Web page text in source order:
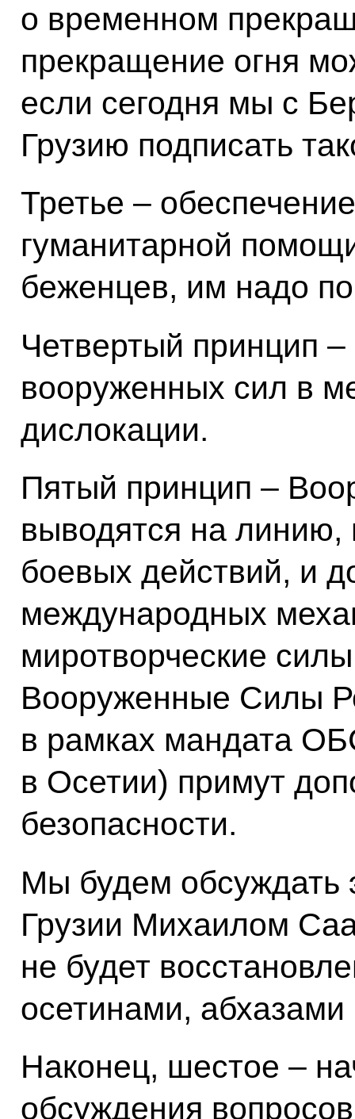
о временном
прекращение огня
если сегодня мы с
Грузию подписать
Третье –
гуманитарной
беженцев, им надо
Четвертый принцип
вооруженных сил в
дислокации.
Пятый принцип –
выводятся на
боевых действий, и
международных
миротворческие
Вооруженные Силы
в рамках мандата
в Осетии) примут
безопасности.
Мы будем обсуждать
Грузии Михаилом
не будет
осетинами, абхазами
Наконец, шестое –
обсуждения